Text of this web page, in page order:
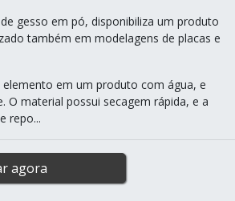
gesso em pó, disponibiliza um produto
também em modelagens de placas e
em um produto com água, e
material possui secagem rápida, e a
repo...
agora